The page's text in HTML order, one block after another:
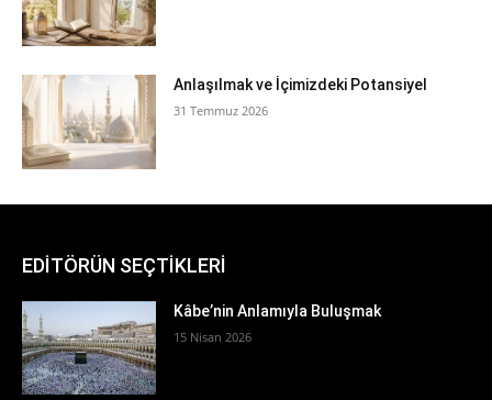
Anlaşılmak ve İçimizdeki Potansiyel
31 Temmuz 2026
EDİTÖRÜN SEÇTİKLERİ
Kâbe’nin Anlamıyla Buluşmak
15 Nisan 2026